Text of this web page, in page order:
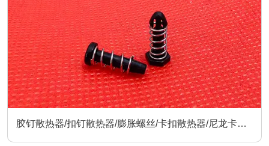
胶钉散热器/扣钉散热器/膨胀螺丝/卡扣散热器/尼龙卡扣/